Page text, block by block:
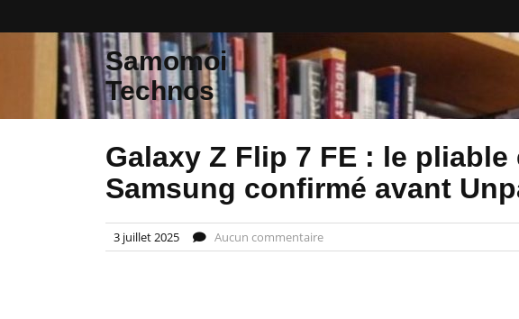
Samomoi
Technos
Galaxy Z Flip 7 FE : le
Samsung confirmé avant
3 juillet 2025 Aucun commentaire